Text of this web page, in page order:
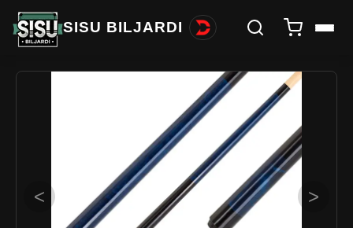
SISU BILJARDI
< >